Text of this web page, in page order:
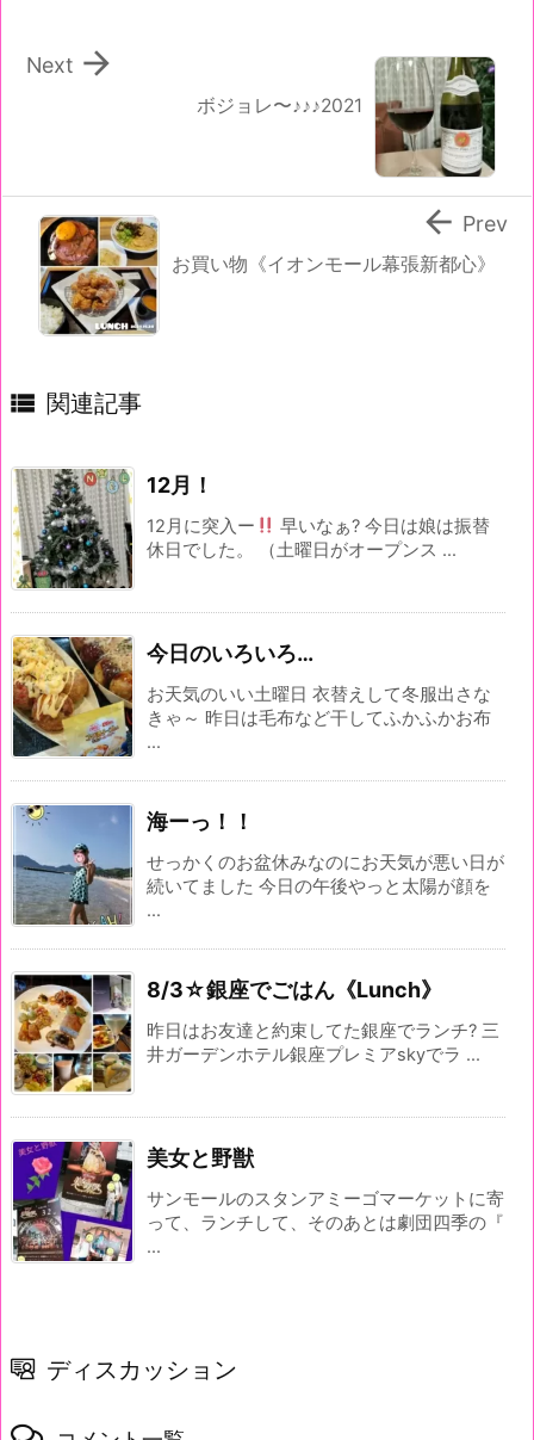
ボジョレ〜♪♪♪2021

Next
お買い物《イオンモール幕張新都心》
 Prev
 関連記事
12月！
12月に突入ー
早いなぁ? 今日は娘は振替
休日でした。 （土曜日がオープンス ...
今日のいろいろ…
お天気のいい土曜日 衣替えして冬服出さな
きゃ～ 昨日は毛布など干してふかふかお布
...
海ーっ！！
せっかくのお盆休みなのにお天気が悪い日が
続いてました 今日の午後やっと太陽が顔を
...
8/3☆銀座でごはん《Lunch》
昨日はお友達と約束してた銀座でランチ? 三
井ガーデンホテル銀座プレミアskyでラ ...
美女と野獣
サンモールのスタンアミーゴマーケットに寄
って、ランチして、そのあとは劇団四季の『
...
ディスカッション